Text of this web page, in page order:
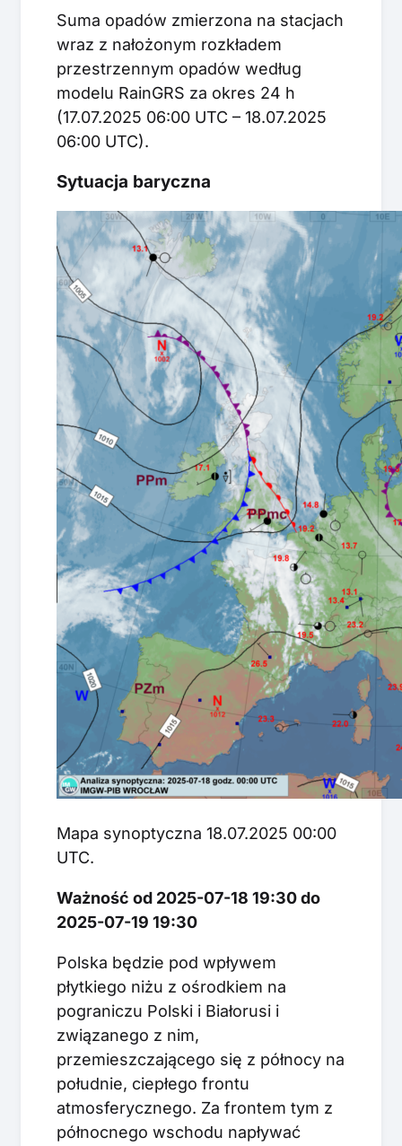
Suma opadów zmierzona na stacjach
wraz z nałożonym rozkładem
przestrzennym opadów według
modelu RainGRS za okres 24 h
(17.07.2025 06:00 UTC – 18.07.2025
06:00 UTC).
Sytuacja baryczna
Mapa synoptyczna 18.07.2025 00:00
UTC.
Ważność od 2025-07-18 19:30 do
2025-07-19 19:30
Polska będzie pod wpływem
płytkiego niżu z ośrodkiem na
pograniczu Polski i Białorusi i
związanego z nim,
przemieszczającego się z północy na
południe, ciepłego frontu
atmosferycznego. Za frontem tym z
północnego wschodu napływać